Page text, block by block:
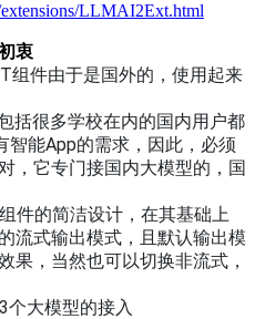
LLMAI2Ext.html
衷
组件由于是国外的，使用起来
括很多学校在内的国内用户都
智能App的需求，因此，必须
，它专门接国内大模型的，国
件的简洁设计，在其基础上
流式输出模式，且默认输出模
果，当然也可以切换非流式，
个大模型的接入